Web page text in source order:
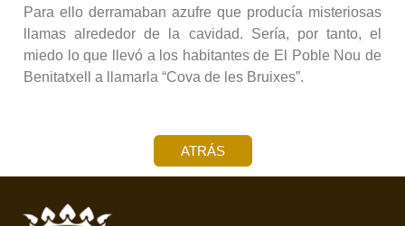
Para ello derramaban azufre que producía misteriosas
llamas alrededor de la cavidad. Sería, por tanto, el
miedo lo que llevó a los habitantes de El Poble Nou de
Benitatxell a llamarla “Cova de les Bruixes”.
ATRÁS